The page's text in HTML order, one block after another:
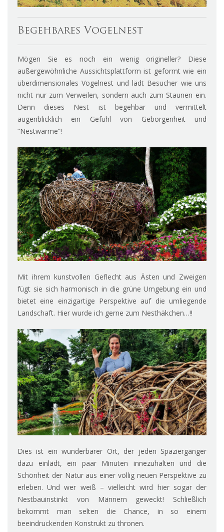
Begehbares Vogelnest
Mögen Sie es noch ein wenig origineller? Diese
außergewöhnliche Aussichtsplattform ist geformt wie ein
überdimensionales Vogelnest und lädt Besucher wie uns
nicht nur zum Verweilen, sondern auch zum Staunen ein.
Denn dieses Nest ist begehbar und vermittelt
augenblicklich ein Gefühl von Geborgenheit und
“Nestwärme”!
Mit ihrem kunstvollen Geflecht aus Ästen und Zweigen
fügt sie sich harmonisch in die grüne Umgebung ein und
bietet eine einzigartige Perspektive auf die umliegende
Landschaft. Hier wurde ich gerne zum Nesthäkchen…!!
Dies ist ein wunderbarer Ort, der jeden Spaziergänger
dazu einlädt, ein paar Minuten innezuhalten und die
Schönheit der Natur aus einer völlig neuen Perspektive zu
erleben. Und wer weiß – vielleicht wird hier sogar der
Nestbauinstinkt von Männern geweckt! Schließlich
bekommt man selten die Chance, in so einem
beeindruckenden Konstrukt zu thronen.